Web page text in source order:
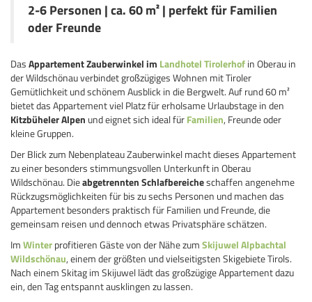
2-6 Personen | ca. 60 m² | perfekt für Familien
oder Freunde
DasAppartement Zauberwinkel im Landhotel Tirolerhofin Oberau in
der Wildschönau verbindet großzügiges Wohnen mit Tiroler
Gemütlichkeit und schönem Ausblick in die Bergwelt. Auf rund 60 m²
bietet das Appartement viel Platz für erholsame Urlaubstage in den
Kitzbüheler Alpen und eignet sich ideal fürFamilien, Freunde oder
kleine Gruppen.
Der Blick zum Nebenplateau Zauberwinkel macht dieses Appartement
zu einer besonders stimmungsvollen Unterkunft in Oberau
Wildschönau. Dieabgetrennten Schlafbereicheschaffen angenehme
Rückzugsmöglichkeiten für bis zu sechs Personen und machen das
Appartement besonders praktisch für Familien und Freunde, die
gemeinsam reisen und dennoch etwas Privatsphäre schätzen.
ImWinterprofitieren Gäste von der Nähe zumSkijuwel Alpbachtal
Wildschönau, einem der größten und vielseitigsten Skigebiete Tirols.
Nach einem Skitag im Skijuwel lädt das großzügige Appartement dazu
ein, den Tag entspannt ausklingen zu lassen.